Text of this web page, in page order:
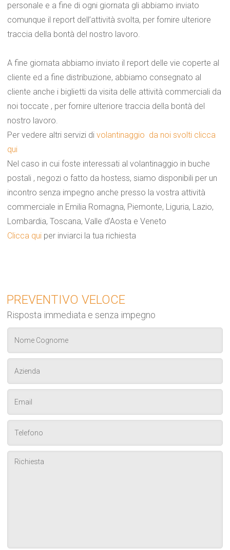
personale e a fine di ogni giornata gli abbiamo inviato
comunque il report dell’attività svolta, per fornire ulteriore
traccia della bontà del nostro lavoro.
A fine giornata abbiamo inviato il report delle vie coperte al
cliente ed a fine distribuzione, abbiamo consegnato al
cliente anche i biglietti da visita delle attività commerciali da
noi toccate , per fornire ulteriore traccia della bontà del
nostro lavoro.
Per vedere altri servizi di volantinaggio da noi svolti clicca
qui
Nel caso in cui foste interessati al volantinaggio in buche
postali , negozi o fatto da hostess, siamo disponibili per un
incontro senza impegno anche presso la vostra attività
commerciale in Emilia Romagna, Piemonte, Liguria, Lazio,
Lombardia, Toscana, Valle d’Aosta e Veneto
Clicca qui per inviarci la tua richiesta
PREVENTIVO VELOCE
Risposta immediata e senza impegno